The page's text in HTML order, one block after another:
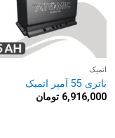
اتمیک
باتری 55 آمپر اتمیک
6,916,000 تومان